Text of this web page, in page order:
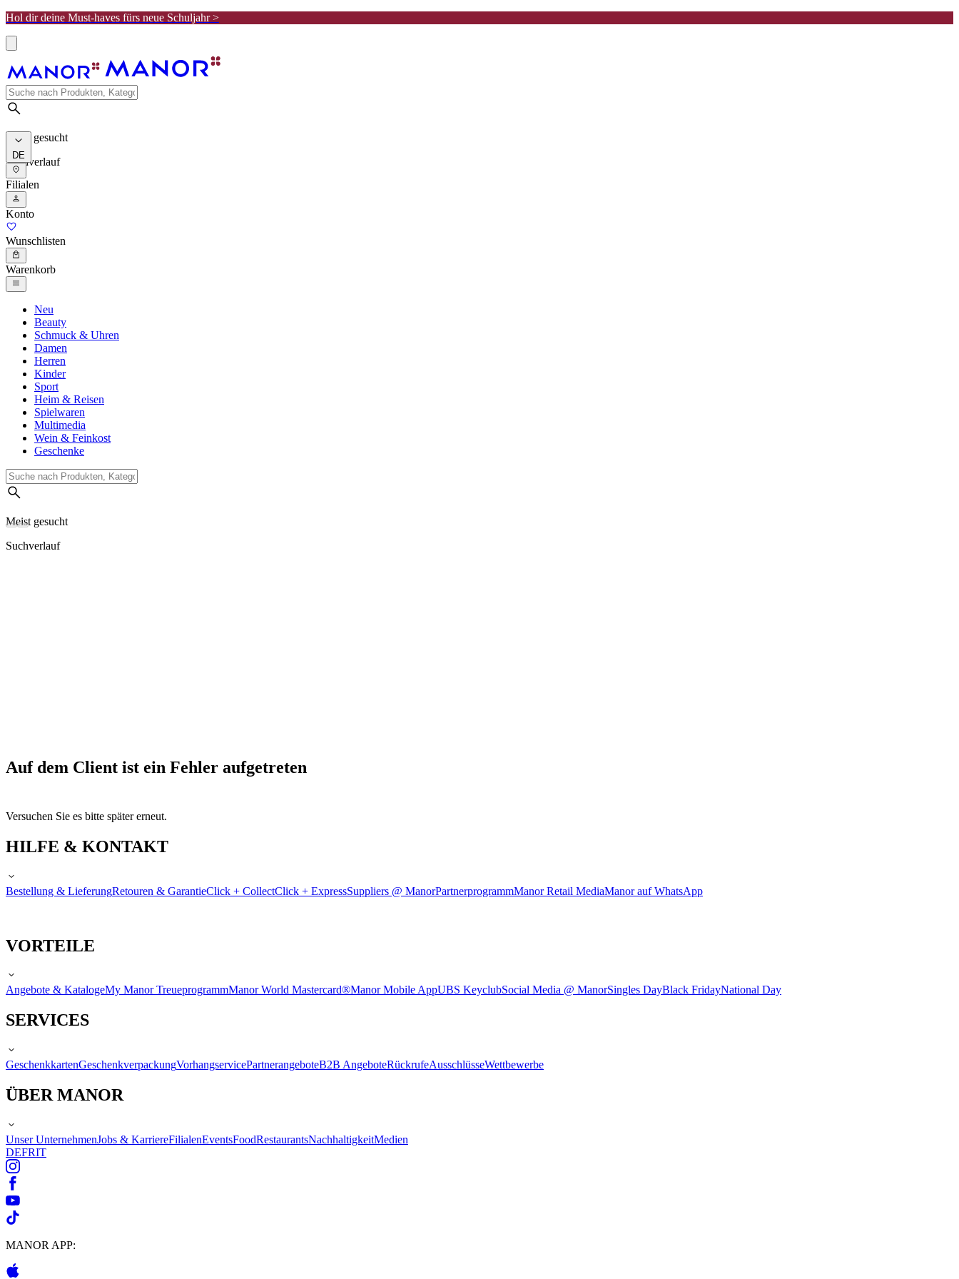
Hol dir deine Must-haves fürs neue Schuljahr >
Meist gesucht
Suchverlauf
DE
Filialen
Konto
Wunschlisten
Warenkorb
Neu
Beauty
Schmuck & Uhren
Damen
Herren
Kinder
Sport
Heim & Reisen
Spielwaren
Multimedia
Wein & Feinkost
Geschenke
Meist gesucht
Suchverlauf
Auf dem Client ist ein Fehler aufgetreten
Versuchen Sie es bitte später erneut.
HILFE & KONTAKT
Bestellung & LieferungRetouren & GarantieClick + CollectClick + ExpressSuppliers @ ManorPartnerprogrammManor Retail MediaManor auf WhatsApp
VORTEILE
Angebote & KatalogeMy Manor TreueprogrammManor World Mastercard®Manor Mobile AppUBS KeyclubSocial Media @ ManorSingles DayBlack FridayNational Day
SERVICES
GeschenkkartenGeschenkverpackungVorhangservicePartnerangeboteB2B AngeboteRückrufeAusschlüsseWettbewerbe
ÜBER MANOR
Unser UnternehmenJobs & KarriereFilialenEventsFoodRestaurantsNachhaltigkeitMedien
DEFRIT
MANOR APP: